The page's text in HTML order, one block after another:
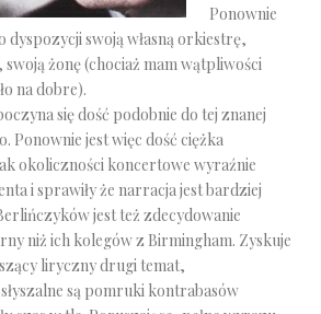
Ponownie
dyspozycji swoją własną orkiestrę,
żonę (chociaż mam wątpliwości
na dobre).
się dość podobnie do tej znanej
Ponownie jest więc dość ciężka
okoliczności koncertowe wyraźnie
i sprawiły że narracja jest bardziej
jest też zdecydowanie
niż ich kolegów z Birmingham. Zyskuje
liryczny drugi temat,
są pomruki kontrabasów